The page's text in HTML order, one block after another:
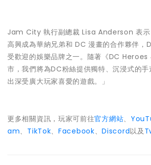
Jam City 執行副總裁 Lisa Anderson 表
高興成為華納兄弟和 DC 漫畫的合作夥伴，
受歡迎的娛樂品牌之一。隨著《DC
市，我們將為DC粉絲提供獨特、沉浸式的
出深受廣大玩家喜愛的遊戲。」
更多相關資訊，玩家可前往官方網站、
am、 TikTok、Facebook、Discord以及